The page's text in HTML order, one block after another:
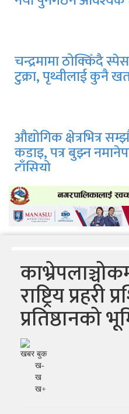
अस्वीकार्य’
चन्द्रमामा ठोक्किँदै
टुक्रा, पृथ्वीलाई कुनै
औद्योगिक क्षेत्रभित्र
कडाइ, पत्र बुझ्न
टाँसियो
राष्ट्रिय प्रहरी
प्रतिष्ठानको
खबर बुक
ख-
ख
ख+